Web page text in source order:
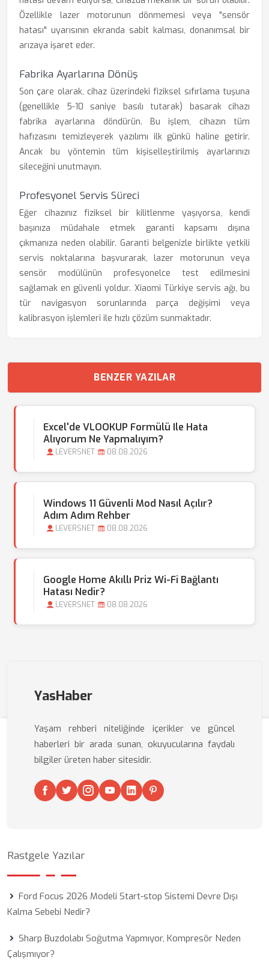
Özellikle lazer motorunun dönmemesi veya "sensör
hatası" uyarısının ekranda sabit kalması, donanımsal bir
arızaya işaret eder.
Fabrika Ayarlarına Dönüş
Son çare olarak, cihaz üzerindeki fiziksel sıfırlama tuşuna
(genellikle 5-10 saniye basılı tutarak) basarak cihazı
fabrika ayarlarına döndürün. Bu işlem, cihazın tüm
hafızasını temizleyerek yazılımı ilk günkü haline getirir.
Ancak bu yöntemin tüm kişiselleştirilmiş ayarlarınızı
sileceğini unutmayın.
Profesyonel Servis Süreci
Eğer cihazınız fiziksel bir kilitlenme yaşıyorsa, kendi
başınıza müdahale etmek garanti kapsamı dışına
çıkmanıza neden olabilir. Garanti belgenizle birlikte yetkili
servis noktalarına başvurarak, lazer motorunun veya
sensör modülünün profesyonelce test edilmesini
sağlamak en güvenli yoldur. Xiaomi Türkiye servis ağı, bu
tür navigasyon sorunlarında parça değişimi veya
kalibrasyon işlemleri ile hızlı çözüm sunmaktadır.
BENZER YAZILAR
Excel'de VLOOKUP Formülü Ile Hata
Alıyorum Ne Yapmalıyım?
LEVERSNET 08.08.2026
Windows 11 Güvenli Mod Nasıl Açılır?
Adım Adım Rehber
LEVERSNET 08.08.2026
Google Home Akıllı Priz Wi-Fi Bağlantı
Hatası Nedir?
LEVERSNET 08.08.2026
YasHaber
Yaşam rehberi niteliğinde içerikler ve güncel
haberleri bir arada sunan, okuyucularına faydalı
bilgiler üreten haber sitesidir.
Rastgele Yazılar
Ford Focus 2026 Modeli Start-stop Sistemi Devre Dışı
Kalma Sebebi Nedir?
Sharp Buzdolabı Soğutma Yapmıyor, Kompresör Neden
Çalışmıyor?